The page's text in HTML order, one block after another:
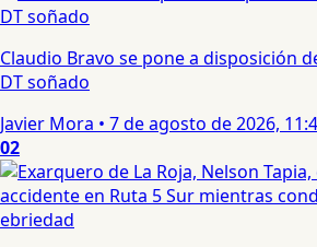
Claudio Bravo se pone a disposición
DT soñado
Javier Mora • 7 de agosto de 2026,
02